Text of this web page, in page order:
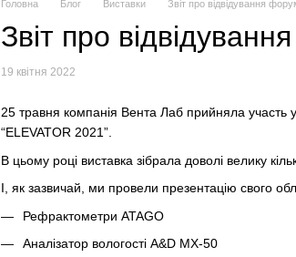
Головна Блог Виставки Звіт про відвідування
Звіт про
19 квітня 2022
25 травня компанія Вента Лаб прийняла участь
“ELEVATOR 2021”.
В цьому році виставка зібрала доволі велику
І, як зазвичай, ми провели презентацію свого
Рефрактометри ATAGO
Аналізатор вологості A&D MX-50